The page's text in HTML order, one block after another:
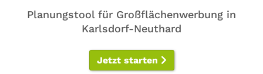
Planungstool für Großflächenwerbung in
Karlsdorf-Neuthard
Jetzt starten